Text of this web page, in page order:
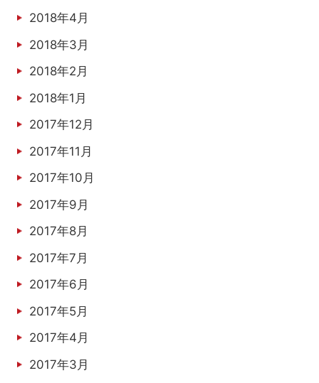
2018年4月
2018年3月
2018年2月
2018年1月
2017年12月
2017年11月
2017年10月
2017年9月
2017年8月
2017年7月
2017年6月
2017年5月
2017年4月
2017年3月